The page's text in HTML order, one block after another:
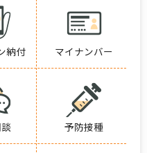
納付 マイナンバー
予防接種